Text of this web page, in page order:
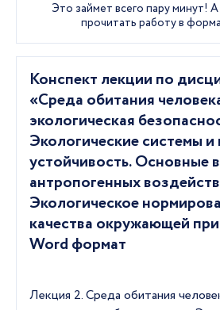
Это займет всего пару минут!
прочитать работу в
Конспект лекции по
«Среда обитания
экологическая
Экологические системы и
устойчивость. Основные
антропогенных
Экологическое
качества окружающей
Word формат